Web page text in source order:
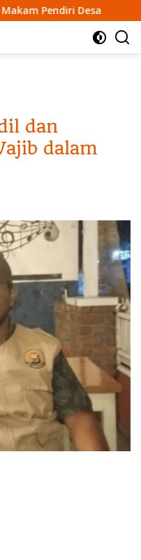
Mahasiswa KKN
dan
dalam